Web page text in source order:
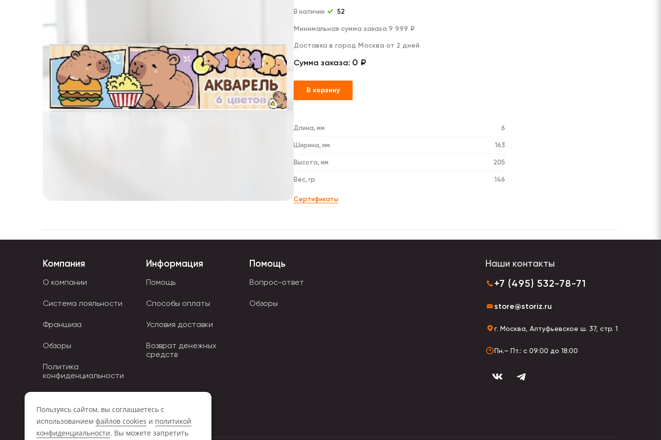
В наличии 52
Минимальная сумма заказа 9 999 ₽
Доставка в город Москва от 2 дней
Сумма заказа: 0 ₽
В корзину
Длина, мм 6
Ширина, мм 163
Высота, мм 205
Вес, гр 146
Сертификаты
Компания
О компании
Система лояльности
Франшиза
Обзоры
Политика
конфиденциальности
Информация
Помощь
Способы оплаты
Условия доставки
Возврат денежных
средств
Помощь
Вопрос-ответ
Обзоры
Наши контакты
+7 (495) 532-78-71
store@storiz.ru
г. Москва, Алтуфьевское ш. 37, стр. 1
Пн.– Пт.: с 09:00 до 18:00
Пользуясь сайтом, вы соглашаетесь с
использованием файлов cookies и политикой
конфиденциальности. Вы можете запретить